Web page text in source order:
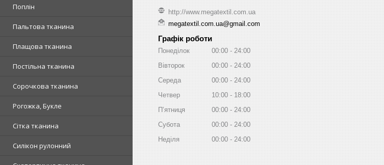
Поплін
Пальтова тканина
Плащова тканина
Постільна тканина
Сорочкова тканина
Рогожка, Букле
Сітка тканина
Силікон рулонний
http://www.megatextil.com.ua
megatextil.com.ua@gmail.com
Графік роботи
Понеділок 00:00
24:00
Вівторок
00:00
24:00
Середа
00:00
24:00
Четвер
10:00
18:00
Пʼятниця
00:00
24:00
Субота
00:00
24:00
Неділя
00:00 24:00